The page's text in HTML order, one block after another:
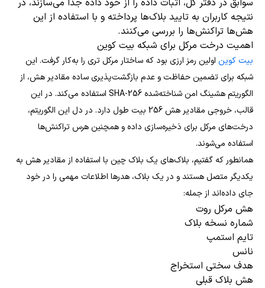
نتیجه کاربران به تایید بلاک‌ها پرداخته و با استفاده از این
هش‌ها تراکنش‌ها را بررسی می‌کنند.
اهمیت درخت مرکل برای شبکه بیت کوین
بیت کوین اولین رمز ارزی بود که ساختار مرکل تری را به‌کار گرفت. این
شبکه برای تضمین حفاظت و عدم بازگشت‌پذیری ساده مقادیر هش، از
الگوریتم هشینگ امن شناخته‌شده SHA-256 استفاده می‌کند. در این
قالب، خروجی مقادیر هش 256 بیت طول دارد. در دل این الگوریتم،
درخت‌های مرکل برای ذخیره‌سازی داده و همچنین هرس تراکنش‌ها
استفاده می‌شوند.
همانطور که گفتیم، بلاک‌های یک بلاک چین با استفاده از مقادیر هش به
یکدیگر متصل هستند و در یک بلاک، هدرها اطلاعات مهمی را در خود
جای داده‌اند از جمله:
هش مرکل روت
شماره نسخه بلاک
تایم استمپ
نانس
هدف سختی استخراج
هش بلاک قبلی